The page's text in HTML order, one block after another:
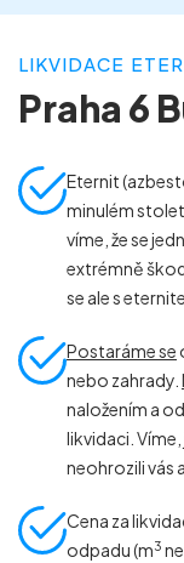
LIKVIDACE
Praha 6
Eternit
minulém
víme, že se
extrémně
se ale s
Postaráme se
nebo zahrady.
naložením a
likvidaci.
neohrozili vás
Cena za
odpadu (m3